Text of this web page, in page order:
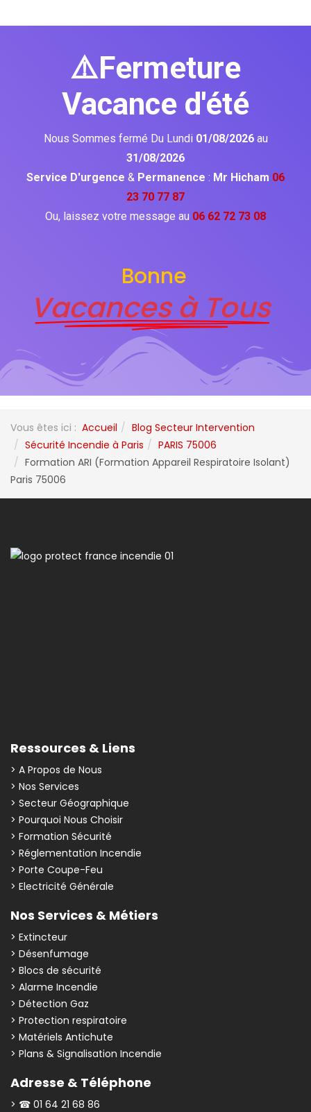
⚠️Fermeture
Vacance d'été
Nous Sommes fermé Du Lundi 01/08/2026 au
31/08/2026
Service D'urgence & Permanence : Mr Hicham 06
23 70 77 87
Ou, laissez votre message au 06 62 72 73 08
Bonne
Vacances à Tous
Vous êtes ici : Accueil
Blog Secteur Intervention
Sécurité Incendie à Paris
PARIS 75006
Formation ARI (Formation Appareil Respiratoire Isolant)
Paris 75006
Ressources & Liens
> A Propos de Nous
> Nos Services
> Secteur Géographique
> Pourquoi Nous Choisir
> Formation Sécurité
> Réglementation Incendie
> Porte Coupe-Feu
> Electricité Générale
Nos Services & Métiers
> Extincteur
> Désenfumage
> Blocs de sécurité
> Alarme Incendie
> Détection Gaz
> Protection respiratoire
> Matériels Antichute
> Plans & Signalisation Incendie
Adresse & Téléphone
> ☎ 01 64 21 68 86